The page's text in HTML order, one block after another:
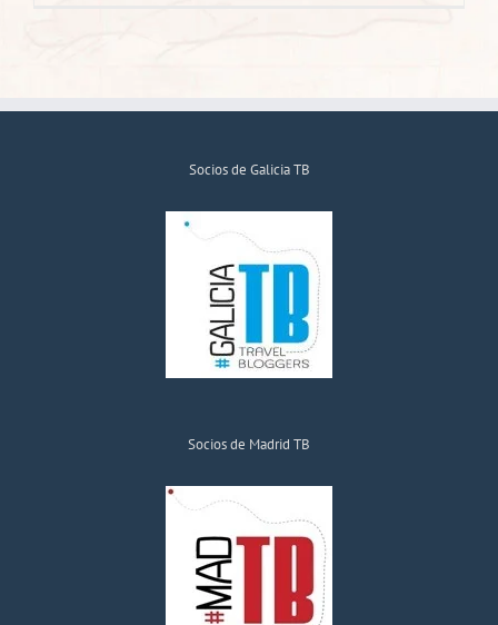
Socios de Galicia TB
Socios de Madrid TB